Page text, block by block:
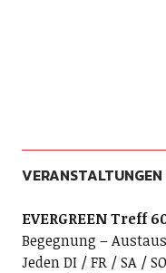
VERANSTALTUNGEN
EVERGREEN Treff
Begegnung –
Jeden DI / FR / SA /